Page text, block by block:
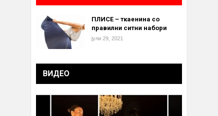
ПЛИСЕ – ткаенина со
правилни ситни набори
јули 29, 2021
ВИДЕО